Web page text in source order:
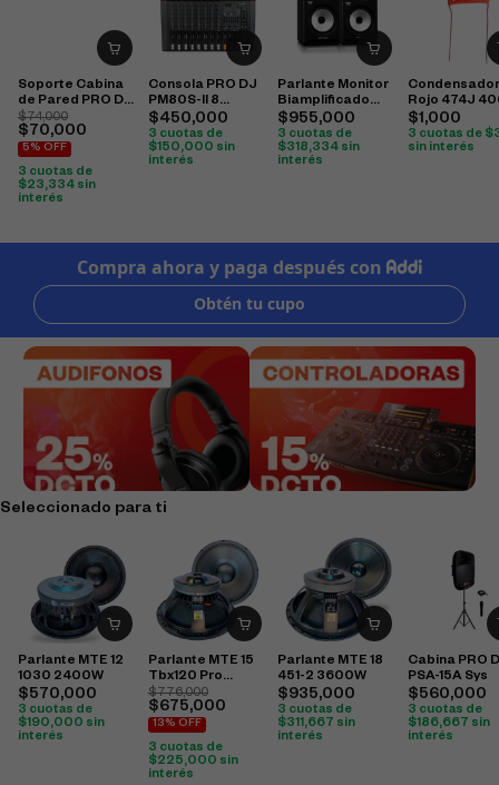
Soporte Cabina
de Pared PRO DJ
SP35H
$74,000
$ 70,000
5% OFF
3 cuotas de
$23,334 sin
interés
Consola PRO DJ
PM80S-II 8
Canales Análoga
Bluetooth / USB
$450,000
3 cuotas de
$150,000 sin
interés
Parlante Monitor
Biamplificado
Behringer K8
$955,000
3 cuotas de
$318,334 sin
interés
Condensador
Rojo 474J
Cbb22
$1,000
3 cuotas de $
sin interés
Seleccionado para ti
Parlante MTE 12
1030 2400W
$570,000
3 cuotas de
$190,000 sin
interés
Parlante MTE 15
Tbx120 Pro
2400W
$776,000
$675,000
13% OFF
3 cuotas de
$225,000 sin
interés
Parlante MTE 18
451-2 3600W
$935,000
3 cuotas de
$311,667 sin
interés
Cabina PRO
PSA-15A Sys
$560,000
3 cuotas de
$186,667 sin
interés